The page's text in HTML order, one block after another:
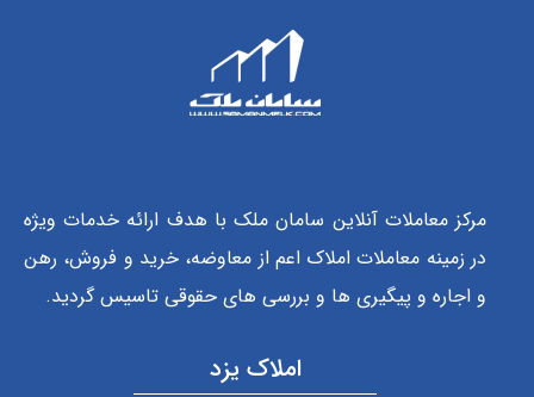
مرکز معاملات آنلاین سامان ملک با هدف ارائه خدمات ویژه
در زمینه معاملات املاک اعم از معاوضه، خرید و فروش، رهن
و اجاره و پیگیری ها و بررسی های حقوقی تاسیس گردید.
املاک یزد